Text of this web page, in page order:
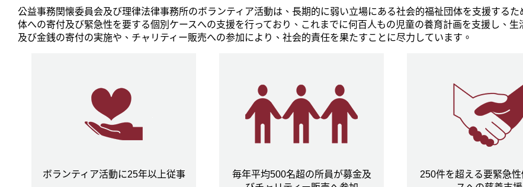
公益事務関懐委員会及び理律法律事務所のボランティア活動は、長期的に弱い立場にある社会的福祉団体を支援する
体への寄付及び緊急性を要する個別ケースへの支援を行っており、これまでに何百人もの児童の養育計画を支援し、
及び金銭の寄付の実施や、チャリティー販売への参加により、社会的責任を果たすことに尽力しています。
ボランティア活動に25年以上従事
毎年平均500名超の所員が募金及
250件を超える要緊急